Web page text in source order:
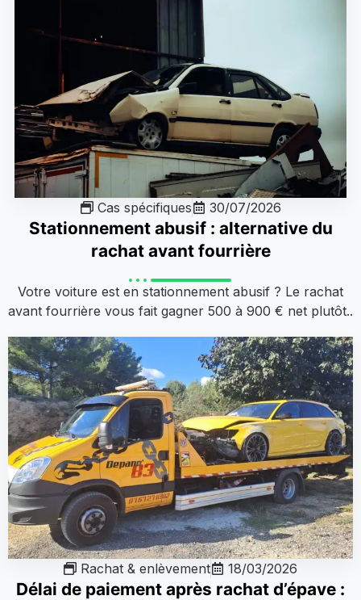
Cas spécifiques 30/07/2026
Stationnement abusif : alternative du
rachat avant fourrière
Votre voiture est en stationnement abusif ? Le rachat
avant fourrière vous fait gagner 500 à 900 € net plutôt..
Rachat & enlèvement 18/03/2026
Délai de paiement après rachat d’épave :